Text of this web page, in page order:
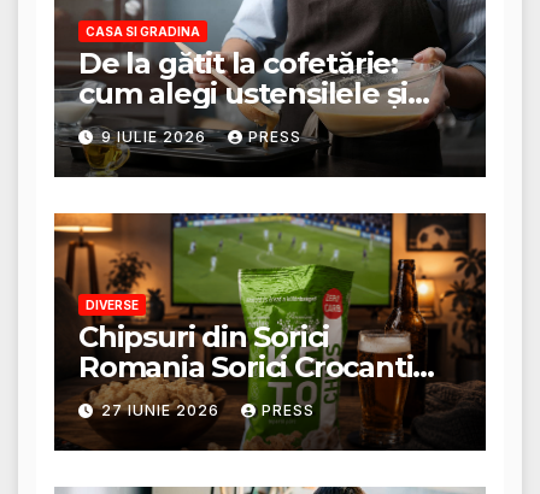
CASA SI GRADINA
De la gătit la cofetărie:
cum alegi ustensilele și
tigăile potrivite pentru un
rezultat perfect
9 IULIE 2026 PRESS
DIVERSE
Chipsuri din Sorici
Romania Sorici Crocanti
Magazin Online
27 IUNIE 2026 PRESS